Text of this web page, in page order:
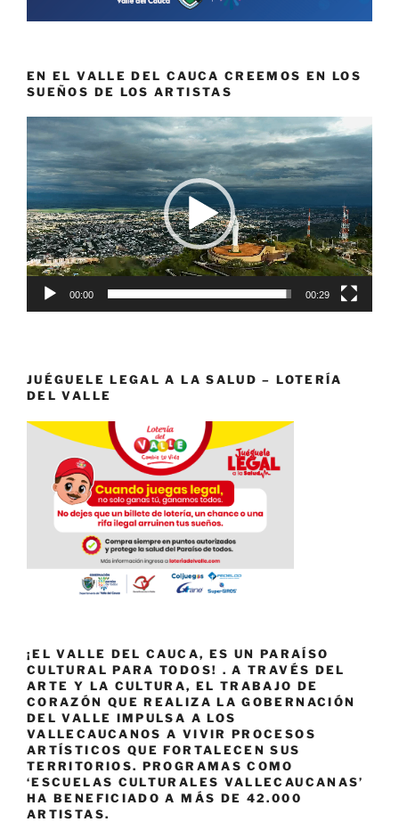
EN EL VALLE DEL CAUCA CREEMOS EN LOS
SUEÑOS DE LOS ARTISTAS
Reproductor
de
vídeo
00:00 00:29
JUÉGUELE LEGAL A LA SALUD – LOTERÍA
DEL VALLE
¡EL VALLE DEL CAUCA, ES UN PARAÍSO
CULTURAL PARA TODOS! . A TRAVÉS DEL
ARTE Y LA CULTURA, EL TRABAJO DE
CORAZÓN QUE REALIZA LA GOBERNACIÓN
DEL VALLE IMPULSA A LOS
VALLECAUCANOS A VIVIR PROCESOS
ARTÍSTICOS QUE FORTALECEN SUS
TERRITORIOS. PROGRAMAS COMO
‘ESCUELAS CULTURALES VALLECAUCANAS’
HA BENEFICIADO A MÁS DE 42.000
ARTISTAS.